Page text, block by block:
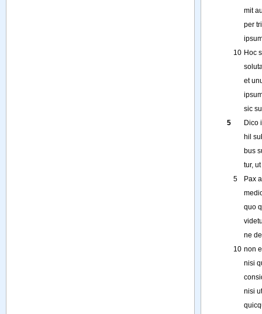
mit
per
10 Hoc
et
sic
5
Dico
hil
bus
tur, ut
5
Pax
quo
ne
10 non
nisi
nisi ut